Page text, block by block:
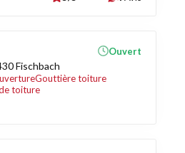
Fischbach
Gouttière toiture
toiture
Ouvert